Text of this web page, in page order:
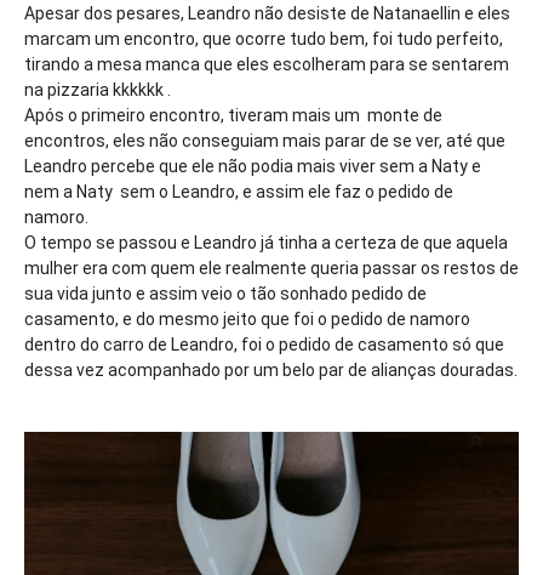
Apesar dos pesares, Leandro não desiste de Natanaellin e eles
marcam um encontro, que ocorre tudo bem, foi tudo perfeito,
tirando a mesa manca que eles escolheram para se sentarem
na pizzaria kkkkkk .
Após o primeiro encontro, tiveram mais um monte de
encontros, eles não conseguiam mais parar de se ver, até que
Leandro percebe que ele não podia mais viver sem a Naty e
nem a Naty sem o Leandro, e assim ele faz o pedido de
namoro.
O tempo se passou e Leandro já tinha a certeza de que aquela
mulher era com quem ele realmente queria passar os restos de
sua vida junto e assim veio o tão sonhado pedido de
casamento, e do mesmo jeito que foi o pedido de namoro
dentro do carro de Leandro, foi o pedido de casamento só que
dessa vez acompanhado por um belo par de alianças douradas.